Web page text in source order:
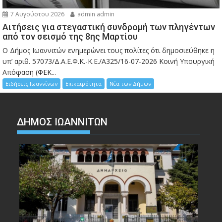
7 Αυγούστου 2026 admin admin
Αιτήσεις για στεγαστική συνδρομή των πληγέντων
από τον σεισμό της 8ης Μαρτίου
Ο Δήμος Ιωαννιτών ενημερώνει τους πολίτες ότι δημοσιεύθηκε η
υπ’ αριθ. 57073/Δ.Α.Ε.Φ.Κ.-Κ.Ε./Α325/16-07-2026 Κοινή Υπουργική
Απόφαση (ΦΕΚ...
Ειδήσεις Ιωαννίνων Επικαιρότητα Νέα των Δήμων
ΔΗΜΟΣ ΙΩΑΝΝΙΤΩΝ